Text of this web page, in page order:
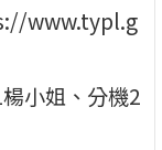
www.typl.g
小姐、分機2